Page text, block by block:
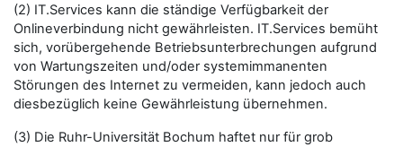
(2) IT.Services kann die ständige Verfügbarkeit der
Onlineverbindung nicht gewährleisten. IT.Services bemüht
sich, vorübergehende Betriebsunterbrechungen aufgrund
von Wartungszeiten und/oder systemimmanenten
Störungen des Internet zu vermeiden, kann jedoch auch
diesbezüglich keine Gewährleistung übernehmen.
(3) Die Ruhr-Universität Bochum haftet nur für grob